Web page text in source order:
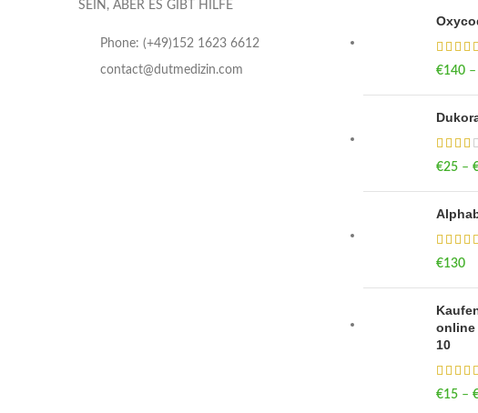
SEIN, ABER ES GIBT HILFE
Phone: (+49)152 1623 6612
contact@dutmedizin.com €140 –
€25 –
€130
online
10
€15 –